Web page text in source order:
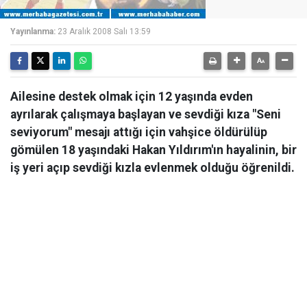
Yayınlanma: 23 Aralık 2008 Salı 13:59
Ailesine destek olmak için 12 yaşında evden
ayrılarak çalışmaya başlayan ve sevdiği kıza "Seni
seviyorum" mesajı attığı için vahşice öldürülüp
gömülen 18 yaşındaki Hakan Yıldırım'ın hayalinin, bir
iş yeri açıp sevdiği kızla evlenmek olduğu öğrenildi.